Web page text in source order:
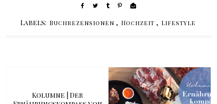
Labels: Buchrezensionen , Hochzeit , Lifestyle
Kolumne | Der